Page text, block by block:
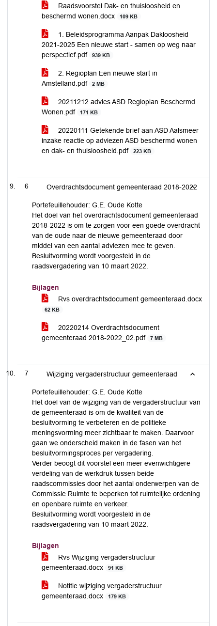
Raadsvoorstel Dak- en thuisloosheid en
beschermd wonen.docx
109 KB
1. Beleidsprogramma Aanpak Dakloosheid
2021-2025 Een nieuwe start - samen op weg naar
perspectief.pdf
939 KB
2. Regioplan Een nieuwe start in
Amstelland.pdf
2 MB
20211212 advies ASD Regioplan Beschermd
Wonen.pdf
171 KB
20220111 Getekende brief aan ASD Aalsmeer
inzake reactie op adviezen ASD beschermd wonen
en dak- en thuisloosheid.pdf
223 KB
6 Overdrachtsdocument gemeenteraad 2018-2022
Portefeuillehouder: G.E. Oude Kotte
Het doel van het overdrachtsdocument gemeenteraad
2018-2022 is om te zorgen voor een goede overdracht
van de oude naar de nieuwe gemeenteraad door
middel van een aantal adviezen mee te geven.
Besluitvorming wordt voorgesteld in de
raadsvergadering van 10 maart 2022.
Bijlagen
Rvs overdrachtsdocument gemeenteraad.docx
62 KB
20220214 Overdrachtsdocument
gemeenteraad 2018-2022_02.pdf
7 MB
7 Wijziging vergaderstructuur gemeenteraad
Portefeuillehouder: G.E. Oude Kotte
Het doel van de wijziging van de vergaderstructuur van
de gemeenteraad is om de kwaliteit van de
besluitvorming te verbeteren en de politieke
meningsvorming meer zichtbaar te maken. Daarvoor
gaan we onderscheid maken in de fasen van het
besluitvormingsproces per vergadering.
Verder beoogt dit voorstel een meer evenwichtigere
verdeling van de werkdruk tussen beide
raadscommissies door het aantal onderwerpen van de
Commissie Ruimte te beperken tot ruimtelijke ordening
en openbare ruimte en verkeer.
Besluitvorming wordt voorgesteld in de
raadsvergadering van 10 maart 2022.
Bijlagen
Rvs Wijziging vergaderstructuur
gemeenteraad.docx
91 KB
Notitie wijziging vergaderstructuur
gemeenteraad.docx
179 KB